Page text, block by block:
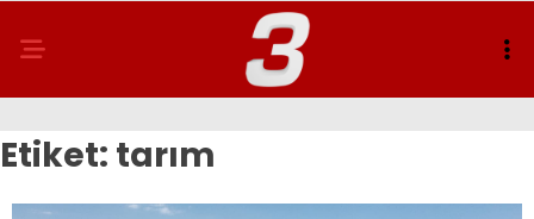
Etiket: tarım